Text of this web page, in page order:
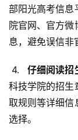
部阳光高考信息
院官网、官方
息，避免误信非
4.
仔细阅读招
科技学院的招生
取规则等详细信
选择。